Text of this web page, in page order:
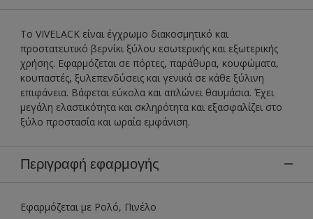
To VIVELACK είναι έγχρωμο διακοσμητικό και
προστατευτικό βερνίκι ξύλου εσωτερικής και εξωτερικής
χρήσης. Εφαρμόζεται σε πόρτες, παράθυρα, κουφώματα,
κουπαστές, ξυλεπενδύσεις και γενικά σε κάθε ξύλινη
επιφάνεια. Βάφεται εύκολα και απλώνει θαυμάσια. Έχει
μεγάλη ελαστικότητα και σκληρότητα και εξασφαλίζει στο
ξύλο προστασία και ωραία εμφάνιση.
Περιγραφή εφαρμογής
Εφαρμόζεται με Ρολό, Πινέλο